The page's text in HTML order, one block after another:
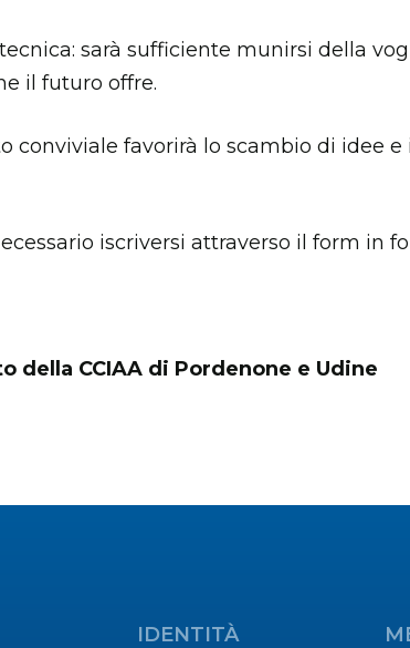
sarà sufficiente munirsi della
il futuro offre.
conviviale favorirà lo scambio di idee
iscriversi attraverso il form in
della CCIAA di Pordenone e Udine
IDENTITÀ